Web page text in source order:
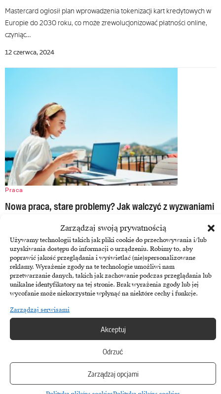
Zarządzaj swoją prywatnością
Używamy technologii takich jak pliki cookie do przechowywania i/lub
uzyskiwania dostępu do informacji o urządzeniu. Robimy to, aby
poprawić jakość przeglądania i wyświetlać (nie)spersonalizowane
reklamy. Wyrażenie zgody na te technologie umożliwi nam
przetwarzanie danych, takich jak zachowanie podczas przeglądania lub
unikalne identyfikatory na tej stronie. Brak wyrażenia zgody lub jej
wycofanie może niekorzystnie wpłynąć na niektóre cechy i funkcje.
Zarządzaj serwisami
Akceptuj
Odrzuć
Zarządzaj opcjami
Mastercard ogłosił plan wprowadzenia tokenizacji kart kredytowych w
Europie do 2030 roku, co może zrewolucjonizować płatności online,
czyniąc…
12 czerwca, 2024
Praca
Nowa praca, stare problemy? Jak walczyć z wyzwaniami
Nowa era pracy, definiowana przez elastyczność, cyfryzację i zdalne
modele, zmienia fundamentalnie sposób funkcjonowania firm i życie
zawodowe…
10 czerwca, 2024
Usługi zarządzane
AI to cyberbroń obosieczna – wywiad z Bartoszem
Majewskim, Codibly, SoDA